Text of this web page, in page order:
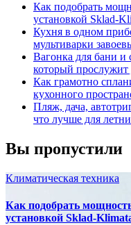
Как подобрать
установкой Sklad-
Кухня в одном
мультиварки
Вагонка для бани и
который прослужит
Как грамотно
кухонного
Пляж, дача,
что лучше для
Вы пропустили
Климатическая техника
Как подобрать
установкой Sklad-